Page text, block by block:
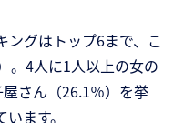
ングはトップ6まで、こ
。4人に1人以上の女の
さん（26.1％）を挙
ます。